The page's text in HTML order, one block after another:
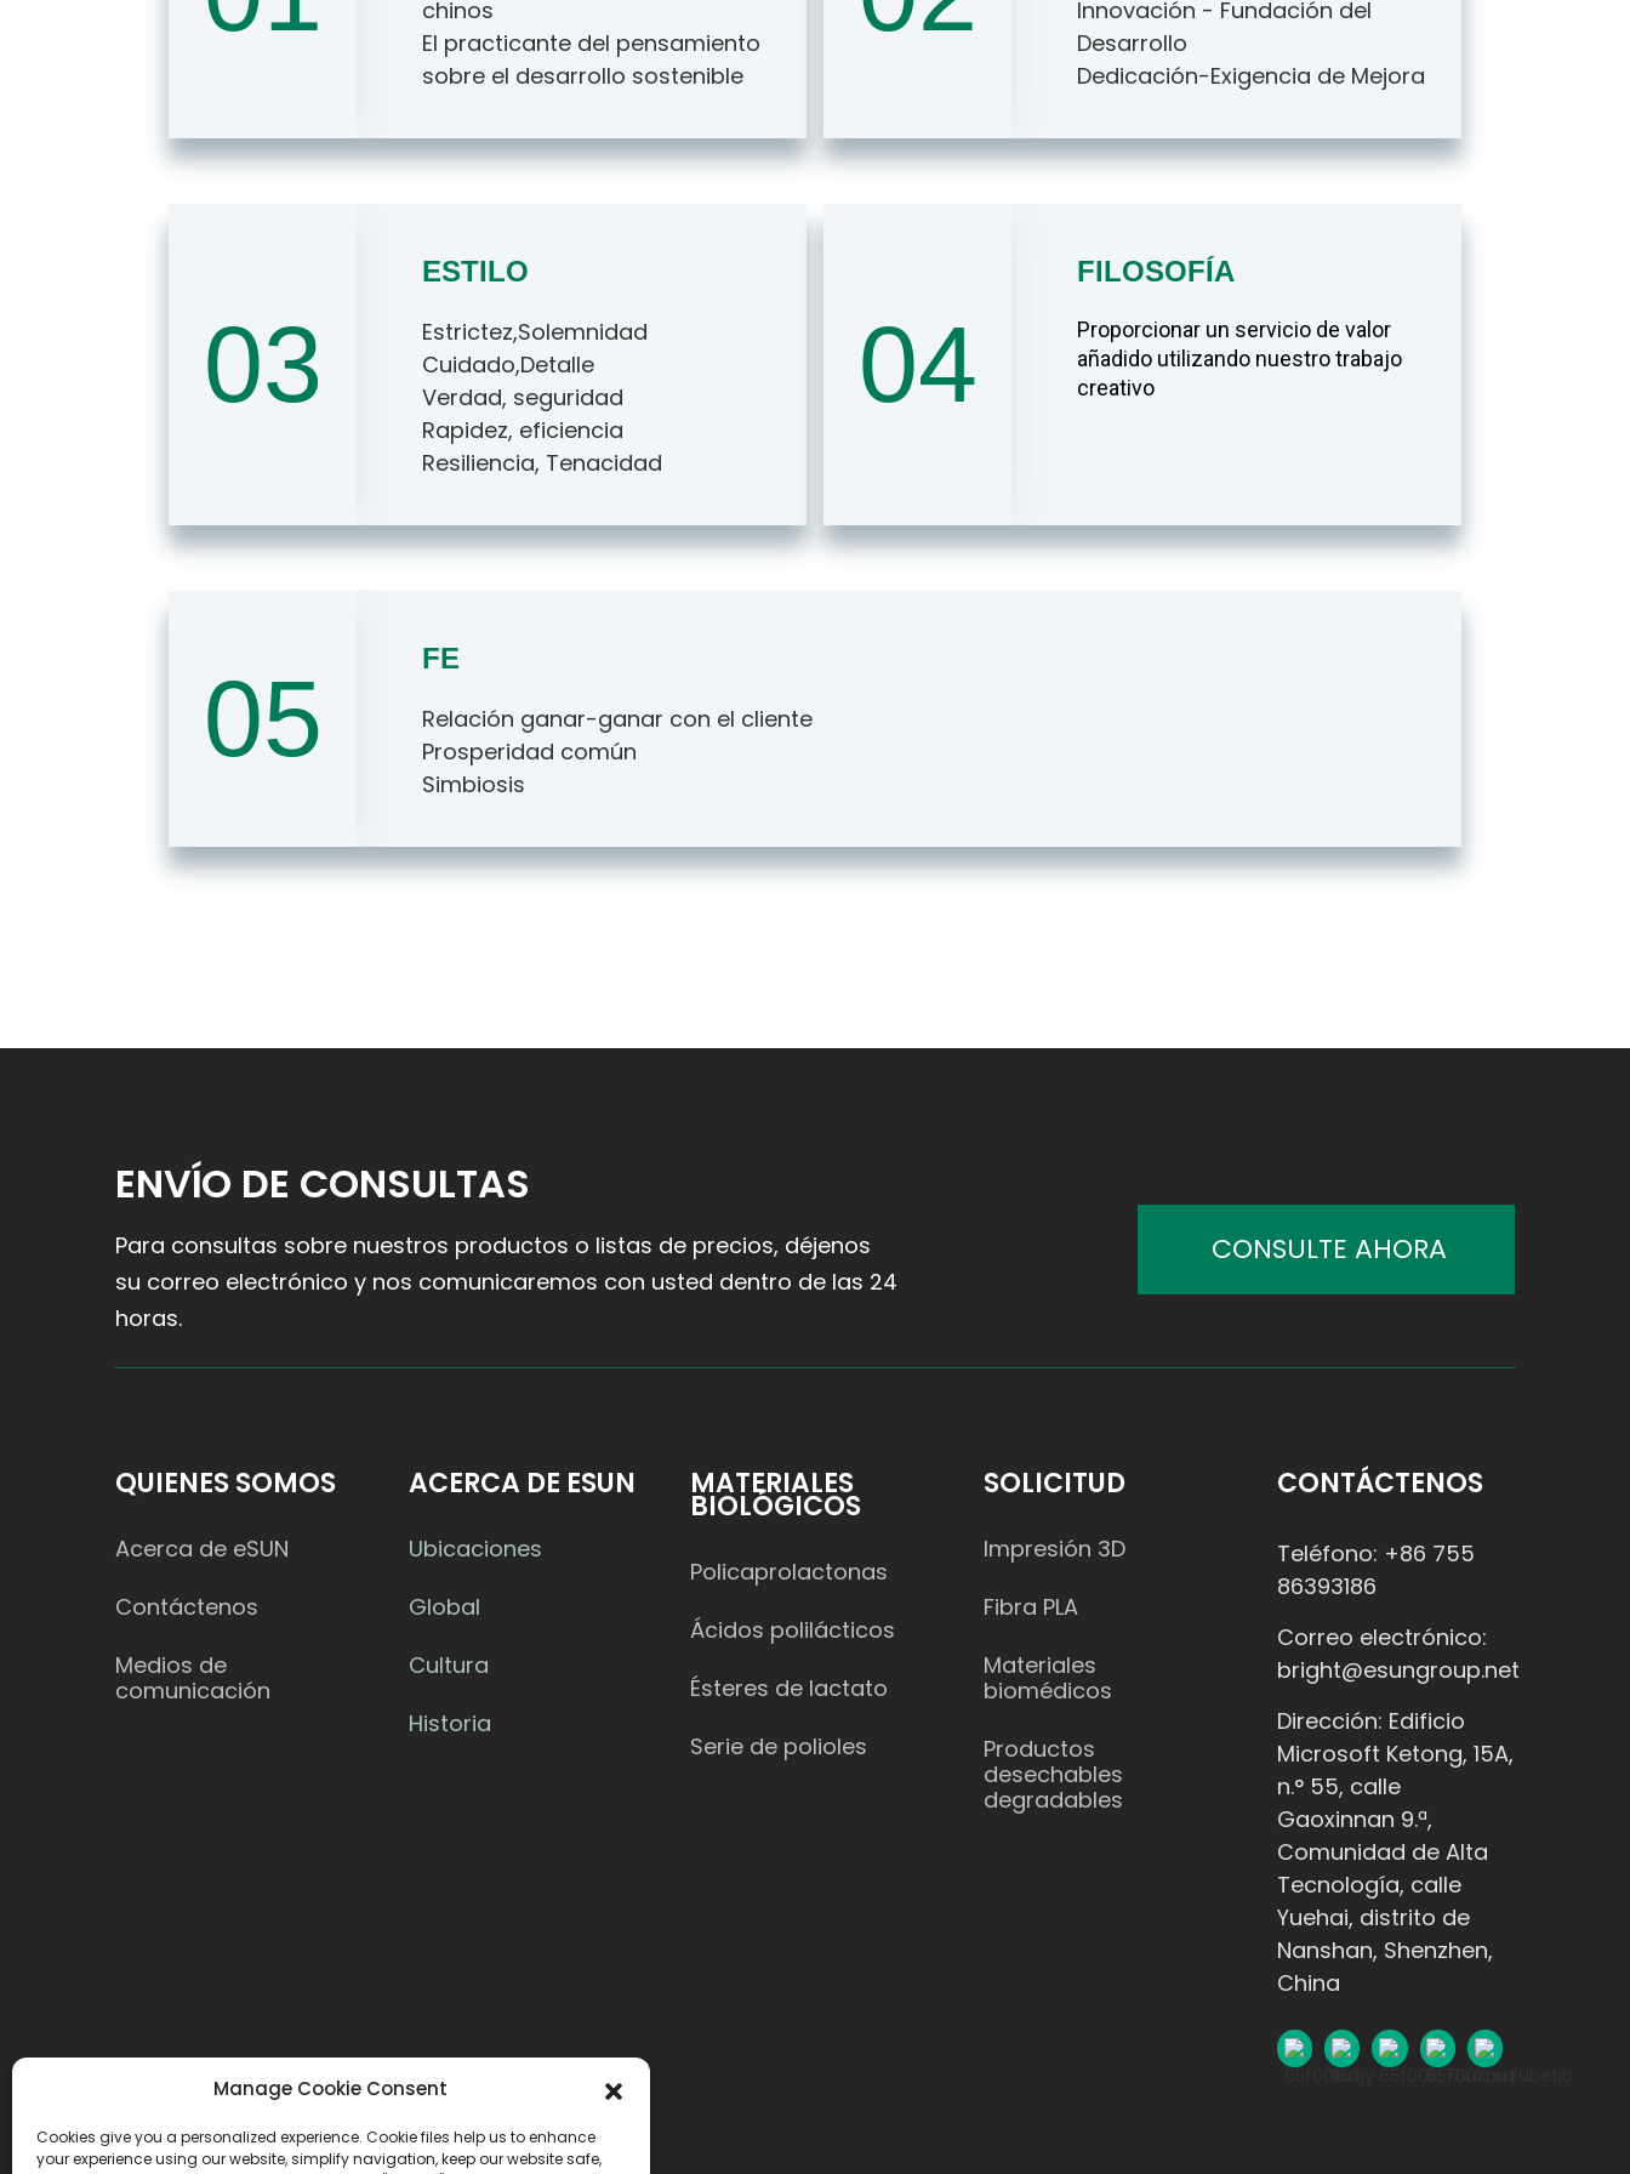
chinos
El practicante del pensamiento
sobre el desarrollo sostenible
Innovación - Fundación del
Desarrollo
Dedicación-Exigencia de Mejora
03
ESTILO
Estrictez,Solemnidad
Cuidado,Detalle
Verdad, seguridad
Rapidez, eficiencia
Resiliencia, Tenacidad
04
FILOSOFÍA
Proporcionar un servicio de valor
añadido utilizando nuestro trabajo
creativo
05 FE
Relación ganar-ganar con el cliente
Prosperidad común
Simbiosis
ENVÍO DE CONSULTAS
Para consultas sobre nuestros productos o listas de precios, déjenos
su correo electrónico y nos comunicaremos con usted dentro de las 24
horas.
CONSULTE AHORA
QUIENES SOMOS
Acerca de eSUN
Contáctenos
Medios de
comunicación
ACERCA DE ESUN
Ubicaciones
Global
Cultura
Historia
MATERIALES
BIOLÓGICOS
Policaprolactonas
Ácidos polilácticos
Ésteres de lactato
Serie de polioles
SOLICITUD
Impresión 3D
Fibra PLA
Materiales
biomédicos
Productos
desechables
degradables
CONTÁCTENOS
Teléfono: +86 755
86393186
Correo electrónico:
bright@esungroup.net
Dirección: Edificio
Microsoft Ketong, 15A,
n.° 55, calle
Gaoxinnan 9.ª,
Comunidad de Alta
Tecnología, calle
Yuehai, distrito de
Nanshan, Shenzhen,
China
Manage Cookie Consent
Cookies give you a personalized experience. Cookie files help us to enhance
your experience using our website, simplify navigation, keep our website safe,